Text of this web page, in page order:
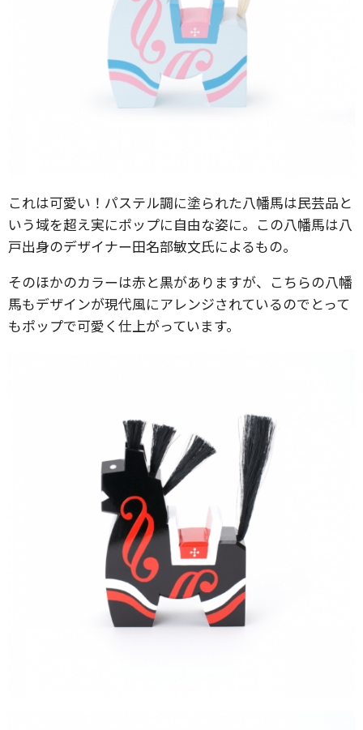
これは可愛い！パステル調に塗られた八幡馬は民芸品と
いう域を超え実にポップに自由な姿に。この八幡馬は八
戸出身のデザイナー田名部敏文氏によるもの。
そのほかのカラーは赤と黒がありますが、こちらの八幡
馬もデザインが現代風にアレンジされているのでとって
もポップで可愛く仕上がっています。